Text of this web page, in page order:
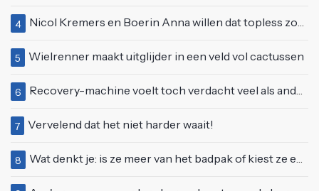
4 Nicol Kremers en Boerin Anna willen dat topless zonnen geen taboe meer is
5 Wielrenner maakt uitglijder in een veld vol cactussen
6 Recovery-machine voelt toch verdacht veel als ander soort work-out
7 Vervelend dat het niet harder waait!
8 Wat denkt je: is ze meer van het badpak of kiest ze eerder voor een bikini?